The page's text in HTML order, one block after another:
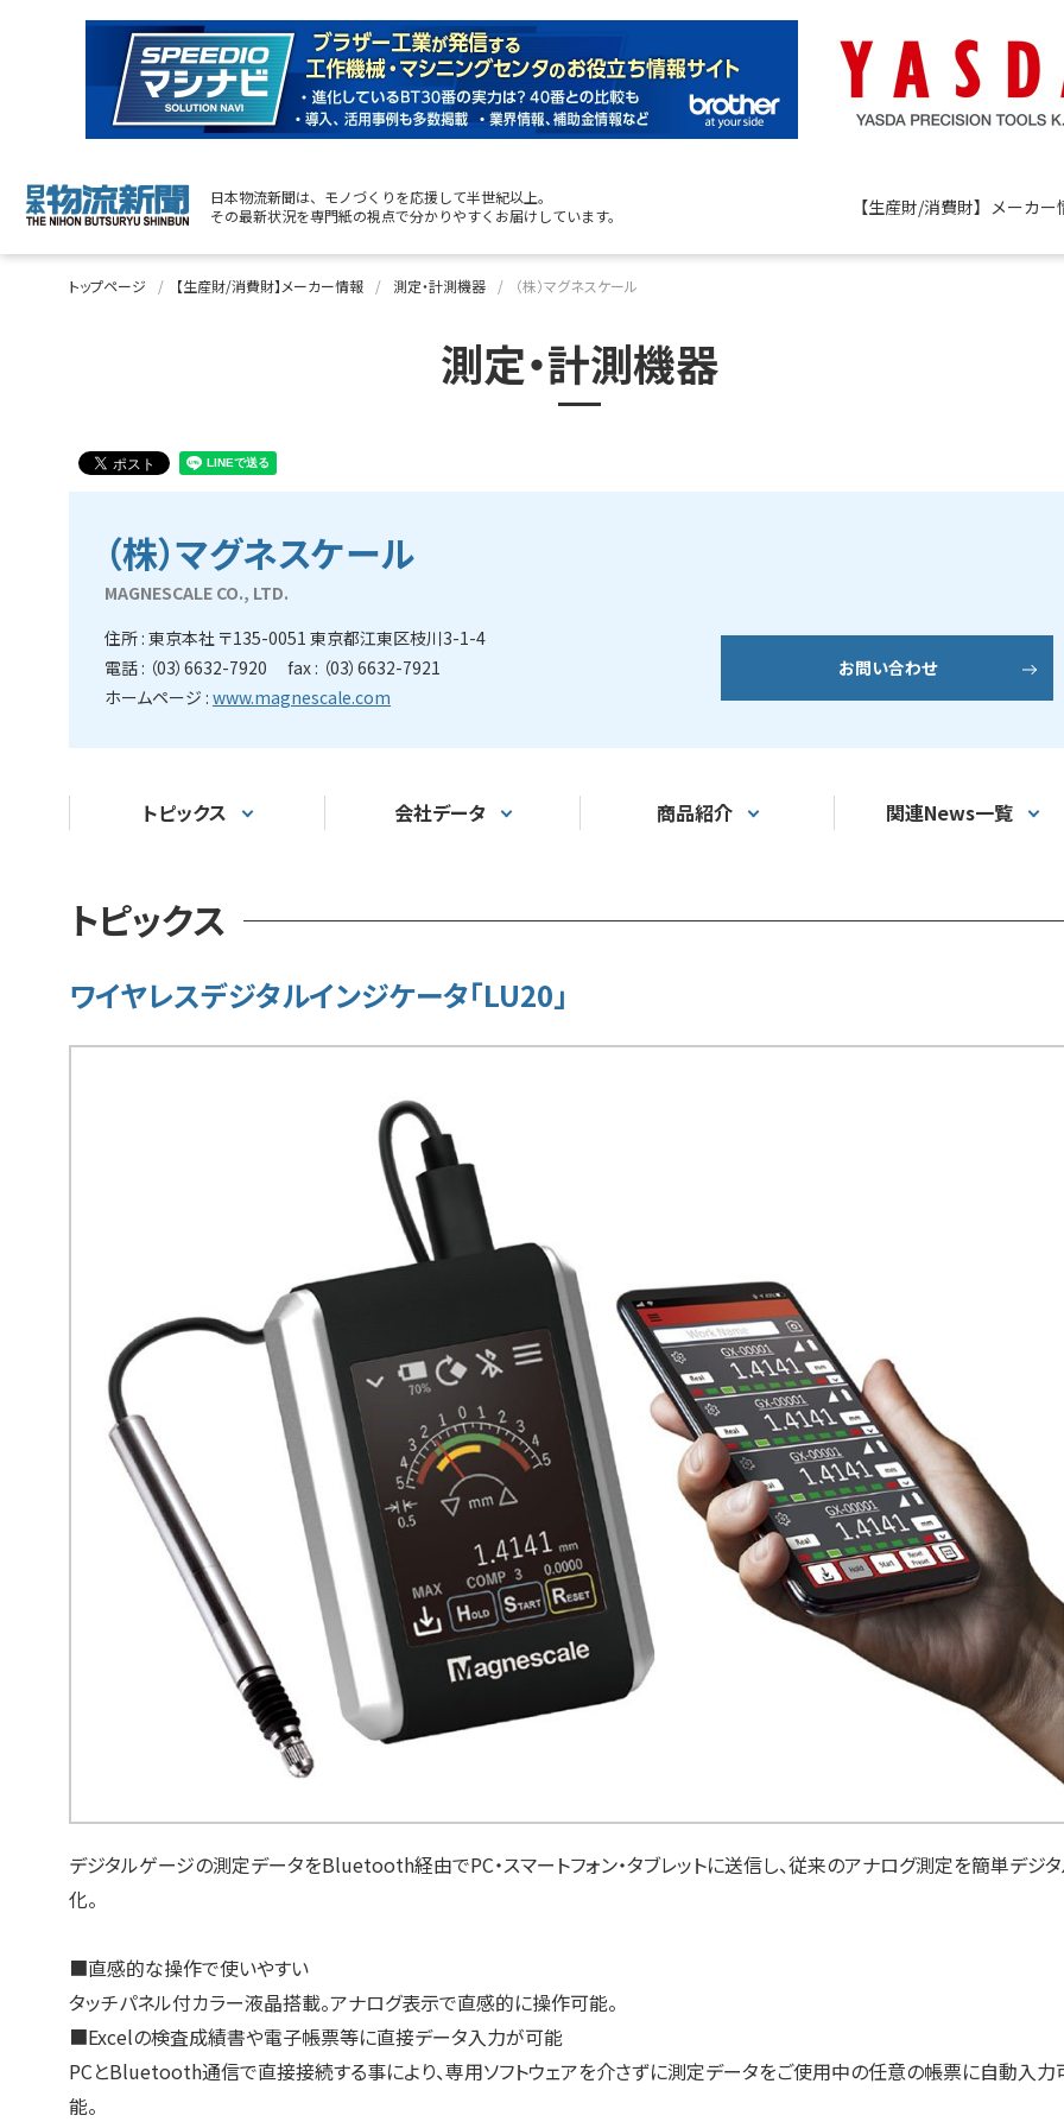
日本物流新聞は、モノづくりを応援して半世紀以上。
その最新状況を専門紙の視点で分かりやすくお届けしています。
【生産財/消費財】メーカー
トップページ 【生産財/消費財】メーカー情報 測定・計測機器 （株）マグネスケール
測定・計測機器
（株）マグネスケール
MAGNESCALE CO., LTD.
住所 : 東京本社 〒135-0051 東京都江東区枝川3-1-4
電話 : （03）6632-7920 fax : （03）6632-7921
ホームページ : www.magnescale.com
お問い合わせ
トピックス 会社データ 商品紹介 関連News一覧
トピックス
ワイヤレスデジタルインジケータ「LU20」
デジタルゲージの測定データをBluetooth経由でPC・スマートフォン・タブレットに送信し、従来のアナログ測定を簡単デジ
化。
■直感的な操作で使いやすい
タッチパネル付カラー液晶搭載。アナログ表示で直感的に操作可能。
■Excelの検査成績書や電子帳票等に直接データ入力が可能
PCとBluetooth通信で直接接続する事により、専用ソフトウェアを介さずに測定データをご使用中の任意の帳票に自動入力
能。